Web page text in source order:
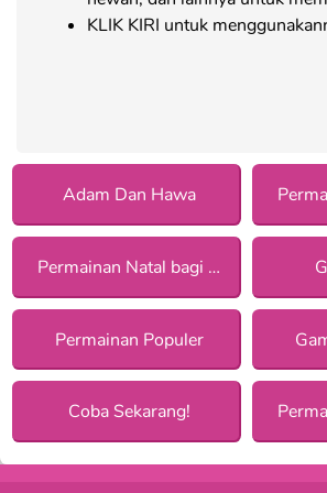
KLIK KIRI untuk
Adam Dan Hawa
Permainan Natal bagi Anak Perempuan
Permainan Populer
Coba Sekarang!